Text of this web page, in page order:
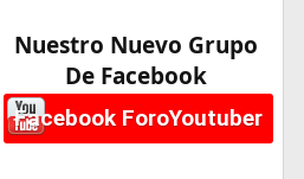
Nuestro Nuevo Grupo
De Facebook
Facebook ForoYoutuber